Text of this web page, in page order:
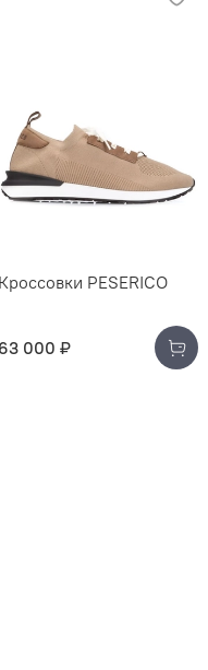
Кроссовки PESERICO
63 000 ₽